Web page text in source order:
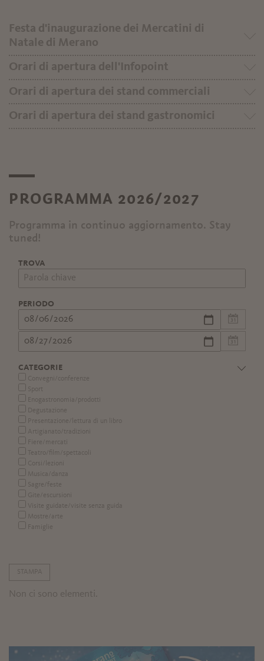
Festa d'inaugurazione dei Mercatini di
Natale di Merano
Orari di apertura dell'Infopoint
Orari di apertura dei stand commerciali
Orari di apertura dei stand gastronomici
PROGRAMMA 2026/2027
Programma in continuo aggiornamento. Stay
tuned!
TROVA
PERIODO
CATEGORIE
Convegni/conferenze
Sport
Enogastronomia/prodotti
Degustazione
Presentazione/lettura di un libro
Artigianato/tradizioni
Fiere/mercati
Teatro/film/spettacoli
Corsi/lezioni
Musica/danza
Sagre/feste
Gite/escursioni
Visite guidate/visite senza guida
Mostre/arte
Famiglie
STAMPA
Non ci sono elementi.